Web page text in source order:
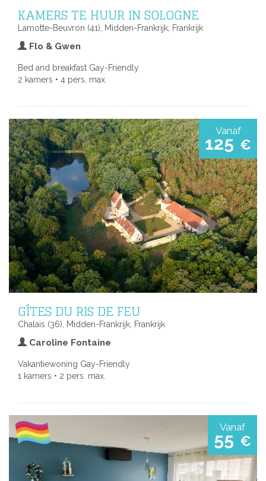
KAMERS TE HUUR IN SOLOGNE
Lamotte-Beuvron (41), Midden-Frankrijk, Frankrijk
Flo & Gwen
Bed and breakfast Gay-Friendly
2 kamers • 4 pers. max.
Vanaf
125 €
GÎTES DU RIS DE FEU
Chalais (36), Midden-Frankrijk, Frankrijk
Caroline Fontaine
Vakantiewoning Gay-Friendly
1 kamers • 2 pers. max.
Vanaf
55 €